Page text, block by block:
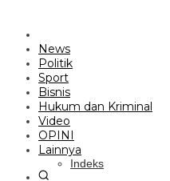
News
Politik
Sport
Bisnis
Hukum dan Kriminal
Video
OPINI
Lainnya
Indeks